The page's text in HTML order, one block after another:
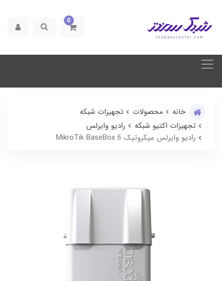
0
خانه محصولات
تجهیزات شبکه
تجهیزات اکتیو شبکه
رادیو وایرلس
رادیو وایرلس میکروتیک MikroTik BaseBox 6